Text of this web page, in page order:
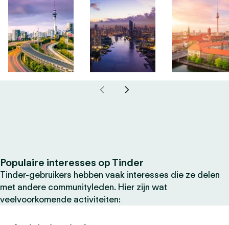
Populaire interesses op Tinder
Tinder-gebruikers hebben vaak interesses die ze delen
met andere communityleden. Hier zijn wat
veelvoorkomende activiteiten: